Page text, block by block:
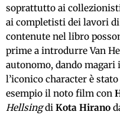
soprattutto ai
ai completisti dei lavori
contenute nel libro
prime a introdurre Van
autonomo, dando
l’iconico character è
esempio il noto film con
Hellsingdi Kota Hirano